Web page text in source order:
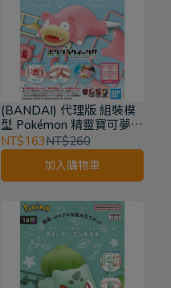
(BANDAI) 代理版 組裝模
型 Pokémon 精靈寶可夢
POKEPLA收藏集 QUICK
快組版 呆呆獸 No.15
NT$163NT$260
加入購物車